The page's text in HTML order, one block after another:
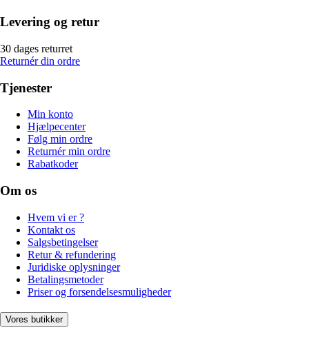
Levering og retur
30 dages returret
Returnér din ordre
Tjenester
Min konto
Hjælpecenter
Følg min ordre
Returnér min ordre
Rabatkoder
Om os
Hvem vi er ?
Kontakt os
Salgsbetingelser
Retur & refundering
Juridiske oplysninger
Betalingsmetoder
Priser og forsendelsesmuligheder
Vores butikker